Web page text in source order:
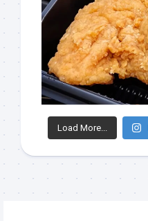
Load More...